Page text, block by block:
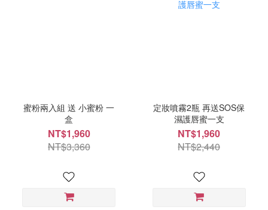
蜜粉兩入組 送 小蜜粉 一
盒
NT$1,960
NT$3,360
定妝噴霧2瓶 再送SOS保
濕護唇蜜一支
NT$1,960
NT$2,440